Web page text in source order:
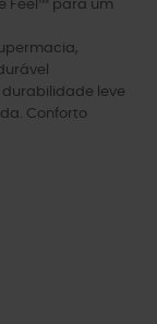
Feel™ para um
leve
Conforto